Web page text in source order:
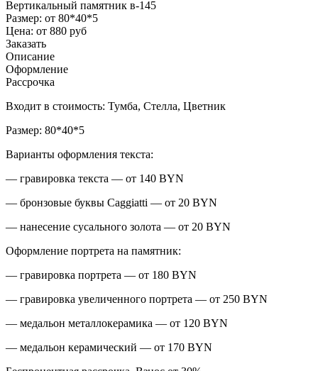
Вертикальный памятник в-145
Размер: от 80*40*5
Цена: от 880 руб
Заказать
Описание
Оформление
Рассрочка
Входит в стоимость: Тумба, Стелла, Цветник
Размер: 80*40*5
Варианты оформления текста:
— гравировка текста — от 140 BYN
— бронзовые буквы Caggiatti — от 20 BYN
— нанесение сусального золота — от 20 BYN
Оформление портрета на памятник:
— гравировка портрета — от 180 BYN
— гравировка увеличенного портрета — от 250 BYN
— медальон металлокерамика — от 120 BYN
— медальон керамический — от 170 BYN